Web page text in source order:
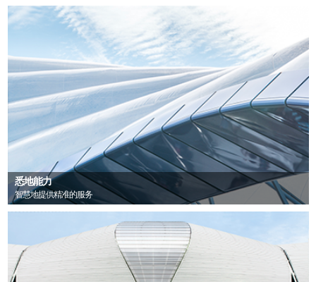
悉地能力
智慧地提供精准的服务